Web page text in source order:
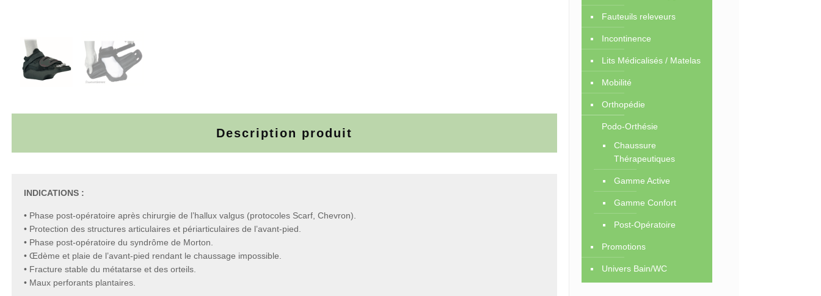
Description produit
INDICATIONS :
• Phase post-opératoire après chirurgie de l’hallux valgus (protocoles Scarf, Chevron).
• Protection des structures articulaires et périarticulaires de l’avant-pied.
• Phase post-opératoire du syndrôme de Morton.
• Œdème et plaie de l’avant-pied rendant le chaussage impossible.
• Fracture stable du métatarse et des orteils.
• Maux perforants plantaires.
Fauteuils releveurs
Incontinence
Lits Médicalisés / Matelas
Mobilité
Orthopédie
Podo-Orthésie
Chaussure
Thérapeutiques
Gamme Active
Gamme Confort
Post-Opératoire
Promotions
Univers Bain/WC